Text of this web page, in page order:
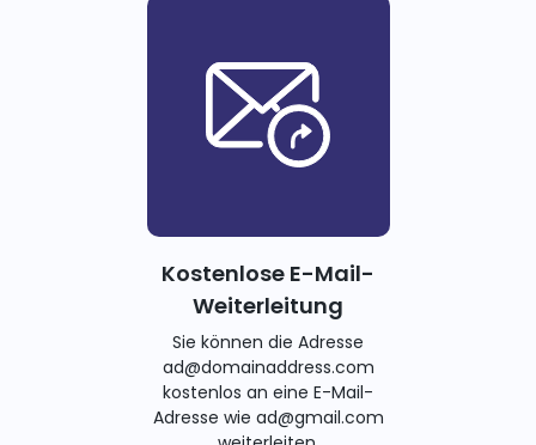
Kostenlose E-Mail-
Weiterleitung
Sie können die Adresse
ad@domainaddress.com
kostenlos an eine E-Mail-
Adresse wie ad@gmail.com